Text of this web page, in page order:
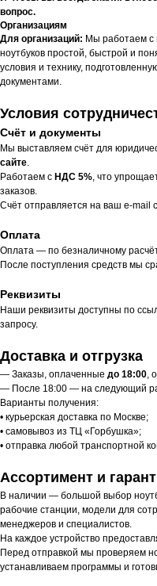
вопрос.
Организациям
Для организаций: Мы работаем с
ноутбуков простой, быстрой и
условия и технику,
документами.
Условия
Счёт и документы
Мы выставляем счёт для
сайте.
Работаем с НДС 5%, что
заказов.
Счёт отправляется на ваш e-mail
Оплата
Оплата — по безналичному
После поступления средств мы
Реквизиты
Наши реквизиты доступны по
запросу.
Доставка и отгрузка
— Заказы, оплаченные до 18:00,
— После 18:00 — на следующий
Варианты получения:
• курьерская доставка по Москве;
• самовывоз из ТЦ «Горбушка»;
• отправка любой транспортной
Ассортимент и
В наличии — большой выбор
рабочие станции, модели для
менеджеров и специалистов.
На каждое устройство
Перед отправкой мы проверяем
устанавливаем программы и